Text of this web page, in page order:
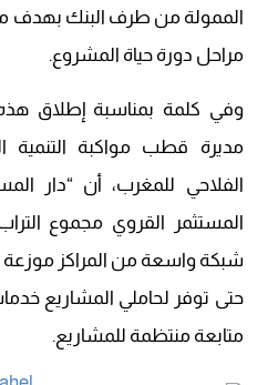
الممولة من طرف البنك بهدف
مراحل دورة حياة المشروع.
وفي كلمة بمناسبة إطلاق هذه
مديرة قطب مواكبة التنمية
الفلاحي للمغرب، أن “دار
المستثمر القروي مجموع
شبكة واسعة من المراكز
حتى توفر لحاملي المشاريع
متابعة منتظمة للمشاريع.